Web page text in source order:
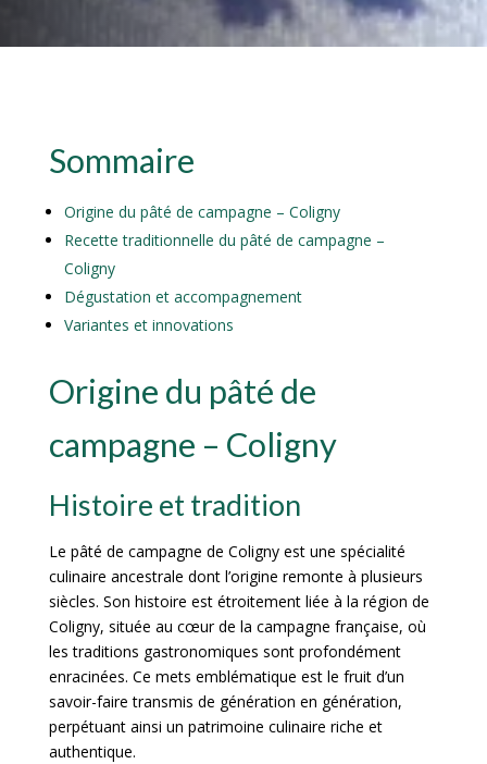
Sommaire
Origine du pâté de campagne – Coligny
Recette traditionnelle du pâté de campagne –
Coligny
Dégustation et accompagnement
Variantes et innovations
Origine du pâté de
campagne – Coligny
Histoire et tradition
Le pâté de campagne de Coligny est une spécialité
culinaire ancestrale dont l’origine remonte à plusieurs
siècles. Son histoire est étroitement liée à la région de
Coligny, située au cœur de la campagne française, où
les traditions gastronomiques sont profondément
enracinées. Ce mets emblématique est le fruit d’un
savoir-faire transmis de génération en génération,
perpétuant ainsi un patrimoine culinaire riche et
authentique.